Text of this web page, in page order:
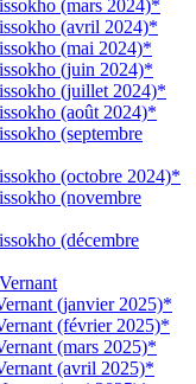
(mars 2024)*
(avril 2024)*
(mai 2024)*
(juin 2024)*
(juillet 2024)*
(août 2024)*
(septembre
(octobre 2024)*
(novembre
(décembre
(janvier 2025)*
(février 2025)*
(mars 2025)*
(avril 2025)*